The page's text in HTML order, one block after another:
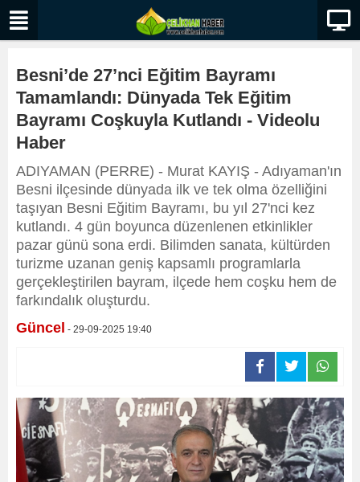
Besni’de 27’nci Eğitim Bayramı
Tamamlandı: Dünyada Tek Eğitim
Bayramı Coşkuyla Kutlandı - Videolu
Haber
ADIYAMAN (PERRE) - Murat KAYIŞ - Adıyaman'ın
Besni ilçesinde dünyada ilk ve tek olma özelliğini
taşıyan Besni Eğitim Bayramı, bu yıl 27'nci kez
kutlandı. 4 gün boyunca düzenlenen etkinlikler
pazar günü sona erdi. Bilimden sanata, kültürden
turizme uzanan geniş kapsamlı programlarla
gerçekleştirilen bayram, ilçede hem coşku hem de
farkındalık oluşturdu.
Güncel - 29-09-2025 19:40